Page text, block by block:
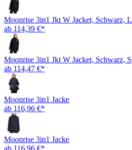
Moonrise 3in1 Jkt W Jacket, Schwarz, L
ab 114,39 €*
Moonrise 3in1 Jkt W Jacket, Schwarz, S
ab 114,47 €*
Moonrise 3in1 Jacke
ab 116,96 €*
Moonrise 3in1 Jacke
ab 116,96 €*